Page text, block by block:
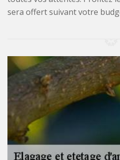
sera offert suivant votre